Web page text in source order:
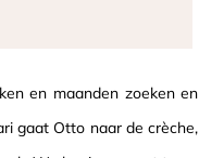
en maanden zoeken en
gaat Otto naar de crèche,